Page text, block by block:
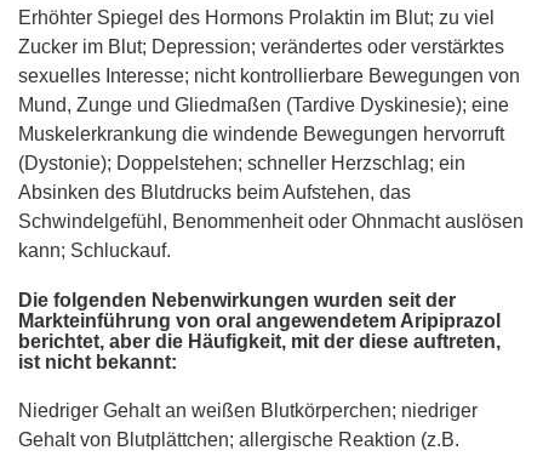
Erhöhter Spiegel des Hormons Prolaktin im Blut; zu viel
Zucker im Blut; Depression; verändertes oder verstärktes
sexuelles Interesse; nicht kontrollierbare Bewegungen von
Mund, Zunge und Gliedmaßen (Tardive Dyskinesie); eine
Muskelerkrankung die windende Bewegungen hervorruft
(Dystonie); Doppelstehen; schneller Herzschlag; ein
Absinken des Blutdrucks beim Aufstehen, das
Schwindelgefühl, Benommenheit oder Ohnmacht auslösen
kann; Schluckauf.
Die folgenden Nebenwirkungen wurden seit der
Markteinführung von oral angewendetem Aripiprazol
berichtet, aber die Häufigkeit, mit der diese auftreten,
ist nicht bekannt:
Niedriger Gehalt an weißen Blutkörperchen; niedriger
Gehalt von Blutplättchen; allergische Reaktion (z.B.